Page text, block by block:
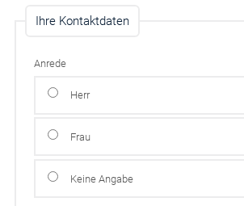
Ihre Kontaktdaten
Anrede
Herr
Frau
Keine Angabe